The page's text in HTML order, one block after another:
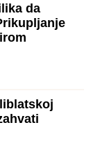
da